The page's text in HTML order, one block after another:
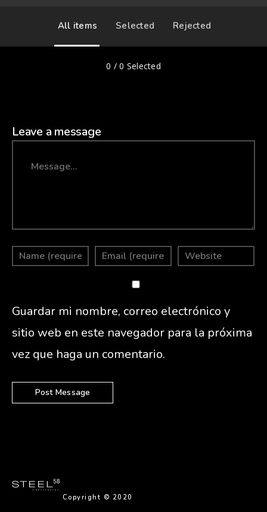
All items Selected Rejected
0 /0 Selected
Leave a message
Guardar mi nombre, correo electrónico y
sitio web en este navegador para la próxima
vez que haga un comentario.
Copyright © 2020